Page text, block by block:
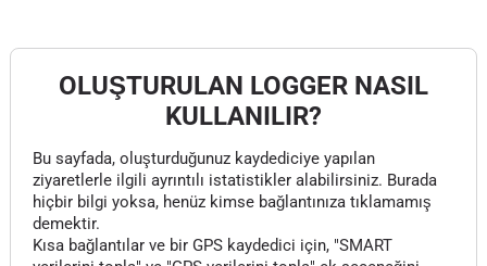
OLUŞTURULAN LOGGER NASIL
KULLANILIR?
Bu sayfada, oluşturduğunuz kaydediciye yapılan
ziyaretlerle ilgili ayrıntılı istatistikler alabilirsiniz. Burada
hiçbir bilgi yoksa, henüz kimse bağlantınıza tıklamamış
demektir.
Kısa bağlantılar ve bir GPS kaydedici için, "SMART